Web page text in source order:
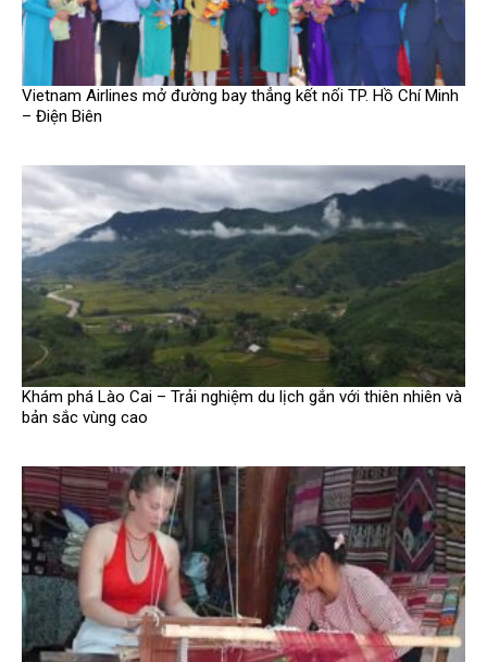
Vietnam Airlines mở đường bay thẳng kết nối TP. Hồ Chí Minh
– Điện Biên
Khám phá Lào Cai – Trải nghiệm du lịch gắn với thiên nhiên và
bản sắc vùng cao